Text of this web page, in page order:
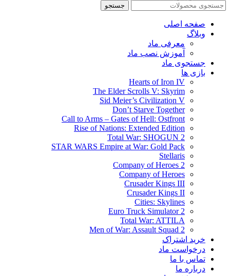
جستجو
صفحه اصلی
وبلاگ
معرفی ماد
آموزش نصب ماد
جستجوی ماد
بازی ها
Hearts of Iron IV
The Elder Scrolls V: Skyrim
Sid Meier’s Civilization V
Don’t Starve Together
Call to Arms – Gates of Hell: Ostfront
Rise of Nations: Extended Edition
Total War: SHOGUN 2
STAR WARS Empire at War: Gold Pack
Stellaris
Company of Heroes 2
Company of Heroes
Crusader Kings III
Crusader Kings II
Cities: Skylines
Euro Truck Simulator 2
Total War: ATTILA
Men of War: Assault Squad 2
خرید اشتراک
درخواست ماد
تماس با ما
درباره ما